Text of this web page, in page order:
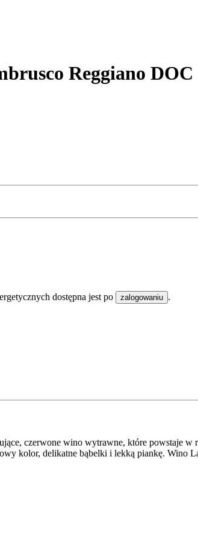
Reggiano DOC
dostępna jest po zalogowaniu .
czerwone wino wytrawne, które powstaje
kolor, delikatne bąbelki i lekką piankę. Wino